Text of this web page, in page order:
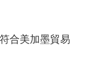
合美加墨貿易